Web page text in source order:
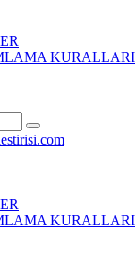
KURALLARI
KURALLARI